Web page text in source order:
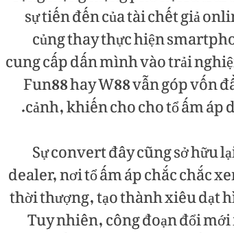
sự tiến đến của tài chết giả
củng thay thực hiện
cung cấp dấn mình vào trải
Fun88 hay W88 vẫn góp vốn
cảnh, khiến cho cho tổ ấm áp
Sự convert đây cũng sở hữu
dealer, nơi tổ ấm áp chắc chắc
thời thượng, tạo thành xiêu dạt
Tuy nhiên, công đoạn đổi